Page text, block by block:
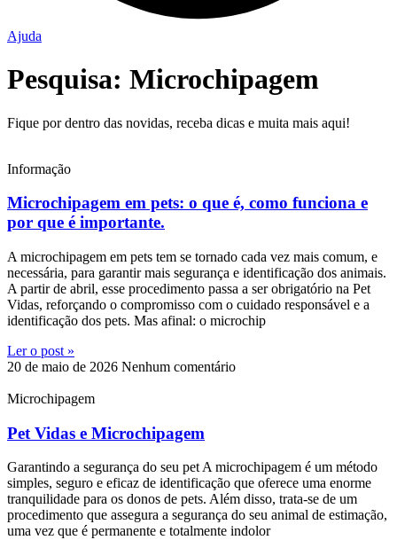
Ajuda
Pesquisa: Microchipagem
Fique por dentro das novidas, receba dicas e muita mais aqui!
Informação
Microchipagem em pets: o que é, como funciona e
por que é importante.
A microchipagem em pets tem se tornado cada vez mais comum, e
necessária, para garantir mais segurança e identificação dos animais.
A partir de abril, esse procedimento passa a ser obrigatório na Pet
Vidas, reforçando o compromisso com o cuidado responsável e a
identificação dos pets. Mas afinal: o microchip
Ler o post »
20 de maio de 2026 Nenhum comentário
Microchipagem
Pet Vidas e Microchipagem
Garantindo a segurança do seu pet A microchipagem é um método
simples, seguro e eficaz de identificação que oferece uma enorme
tranquilidade para os donos de pets. Além disso, trata-se de um
procedimento que assegura a segurança do seu animal de estimação,
uma vez que é permanente e totalmente indolor